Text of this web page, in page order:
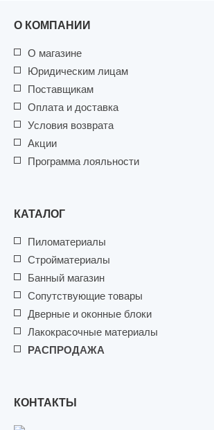
О КОМПАНИИ
О магазине
Юридическим лицам
Поставщикам
Оплата и доставка
Условия возврата
Акции
Программа лояльности
КАТАЛОГ
Пиломатериалы
Стройматериалы
Банный магазин
Сопутствующие товары
Дверные и оконные блоки
Лакокрасочные материалы
РАСПРОДАЖА
КОНТАКТЫ